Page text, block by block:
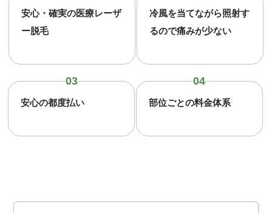
安心・確実の医療レーザ
ー脱毛
冷風を当てながら照射す
るので痛みが少ない
03
安心の都度払い
04
部位ごとの料金体系